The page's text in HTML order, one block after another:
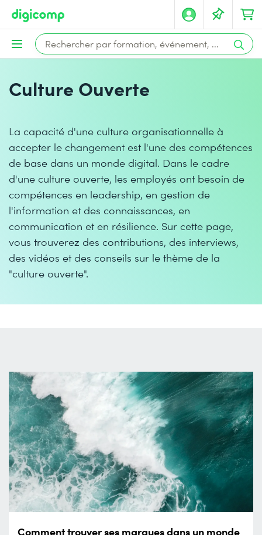
Culture Ouverte
La capacité d'une culture organisationnelle à
accepter le changement est l'une des compétences
de base dans un monde digital. Dans le cadre
d'une culture ouverte, les employés ont besoin de
compétences en leadership, en gestion de
l'information et des connaissances, en
communication et en résilience. Sur cette page,
vous trouverez des contributions, des interviews,
des vidéos et des conseils sur le thème de la
"culture ouverte".
Comment trouver ses marques dans un monde